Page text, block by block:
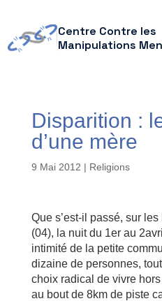
Centre Contre les
Manipulations
Disparition :
d’une mère
9 Mai 2012 | Religions
Que s’est-il passé, sur
(04), la nuit du 1er au
intimité de la petite
dizaine de personnes,
choix radical de vivre
au bout de 8km de piste